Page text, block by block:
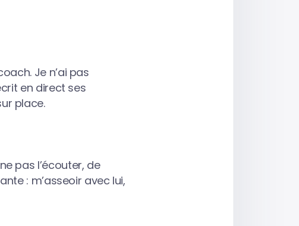
Je n’ai pas
en direct ses
place.
pas l’écouter, de
: m’asseoir avec lui,